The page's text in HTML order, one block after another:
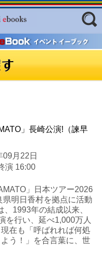
ーワード
」長崎公演!（諫早
月22日
演 16:00
」日本ツアー2026
明日香村を拠点に活動
1993年の結成以来、
を行い、延べ1,000万人
在も「呼ばれれば何処
う！」を合言葉に、世